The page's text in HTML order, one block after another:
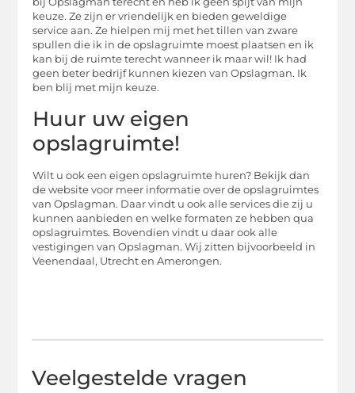
keuze. Ze zijn er vriendelijk en bieden geweldige
service aan. Ze hielpen mij met het tillen van zware
spullen die ik in de opslagruimte moest plaatsen en ik
kan bij de ruimte terecht wanneer ik maar wil! Ik had
geen beter bedrijf kunnen kiezen van Opslagman. Ik
ben blij met mijn keuze.
Huur uw eigen
opslagruimte!
Wilt u ook een eigen opslagruimte huren? Bekijk dan
de website voor meer informatie over de opslagruimtes
van Opslagman. Daar vindt u ook alle services die zij u
kunnen aanbieden en welke formaten ze hebben qua
opslagruimtes. Bovendien vindt u daar ook alle
vestigingen van Opslagman. Wij zitten bijvoorbeeld in
Veenendaal, Utrecht en Amerongen.
Veelgestelde vragen